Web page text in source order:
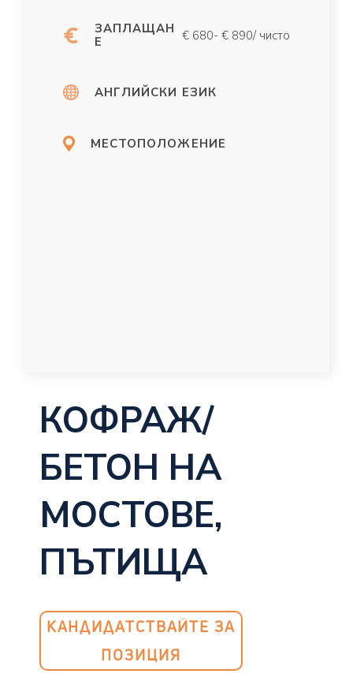
ЗАПЛАЩАН
Е
€ 680- € 890/ чисто
АНГЛИЙСКИ ЕЗИК
МЕСТОПОЛОЖЕНИЕ
КОФРАЖ/
БЕТОН НА
МОСТОВЕ,
ПЪТИЩА
КАНДИДАТСТВАЙТЕ ЗА
ПОЗИЦИЯ